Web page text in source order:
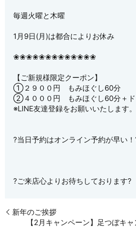
毎週火曜と木曜
1月9日(月)は都合によりお休み
❀❀❀❀❀❀❀❀❀❀❀❀❀
【ご新規様限定クーポン】
①２９００円 もみほぐし60分
②４０００円 もみほぐし60分＋ド
※LINE友達登録をお願いいたします。
?当日予約はオンライン予約が早い！
?ご来店心よりお待ちしております?
新年のご挨拶
【2月キャンペーン】足つぼキ